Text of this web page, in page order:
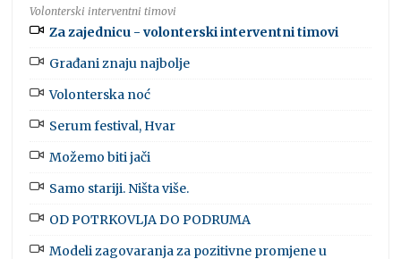
Volonterski interventni timovi
Za zajednicu - volonterski interventni timovi
Građani znaju najbolje
Volonterska noć
Serum festival, Hvar
Možemo biti jači
Samo stariji. Ništa više.
OD POTRKOVLJA DO PODRUMA
Modeli zagovaranja za pozitivne promjene u